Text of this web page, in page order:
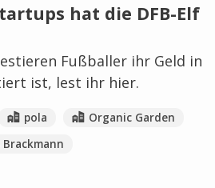
hat die DFB-Elf
Fußballer ihr Geld in
ist, lest ihr hier.
pola
Organic Garden
Brackmann